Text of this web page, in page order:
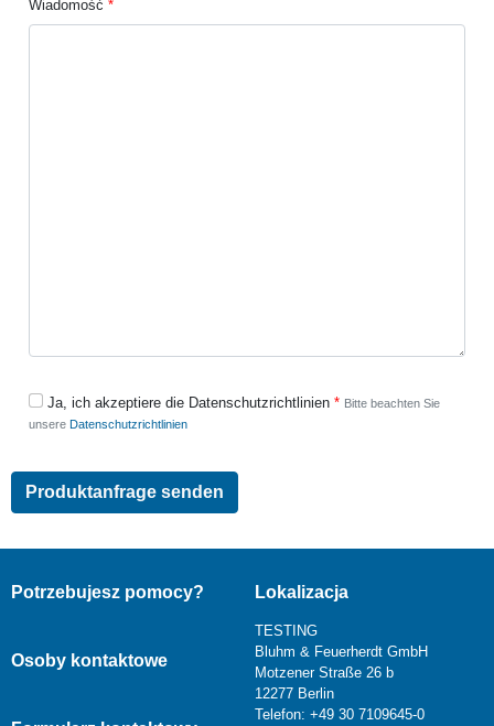
Wiadomość
Ja, ich akzeptiere die Datenschutzrichtlinien
Bitte beachten Sie
unsere Datenschutzrichtlinien
Potrzebujesz pomocy?
Osoby kontaktowe
Lokalizacja
TESTING
Bluhm & Feuerherdt GmbH
Motzener Straße 26 b
12277 Berlin
Telefon: +49 30 7109645-0